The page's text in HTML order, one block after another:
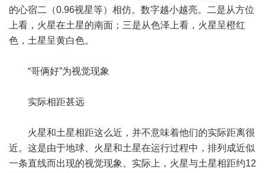
的心宿二（0.96视星等）相仿。数字越小越亮。二是从方位
上看，火星在土星的南面；三是从色泽上看，火星呈橙红
色，土星呈黄白色。
“哥俩好”为视觉现象
实际相距甚远
火星和土星相距这么近，并不意味着他们的实际距离很
近。这是由于地球、火星和土星在运行过程中，排列成近似
一条直线而出现的视觉现象。实际上，火星与土星相距约12